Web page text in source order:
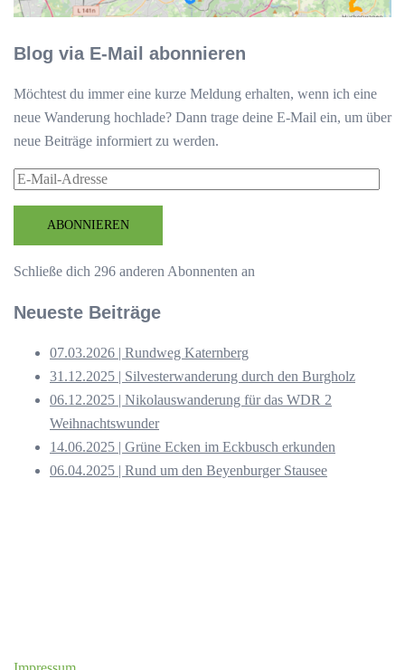
Blog via E-Mail abonnieren
Möchtest du immer eine kurze Meldung erhalten, wenn ich eine
neue Wanderung hochlade? Dann trage deine E-Mail ein, um über
neue Beiträge informiert zu werden.
E-
AdresseABONNIEREN
Schließe dich 296 anderen Abonnenten an
Neueste Beiträge
07.03.2026 | Rundweg Katernberg
31.12.2025 | Silvesterwanderung durch den Burgholz
06.12.2025 | Nikolauswanderung für das WDR 2
Weihnachtswunder
14.06.2025 | Grüne Ecken im Eckbusch erkunden
06.04.2025 | Rund um den Beyenburger Stausee